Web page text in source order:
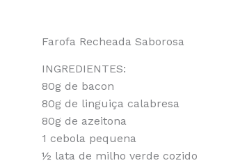
Farofa Recheada Saborosa
INGREDIENTES:
80g de bacon
80g de linguiça calabresa
80g de azeitona
1 cebola pequena
½ lata de milho verde cozido